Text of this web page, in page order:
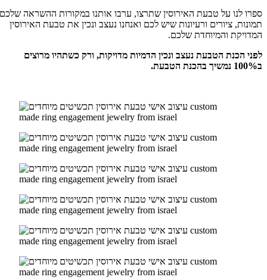
ספרו לנו על טבעת האירוסין שתרצו, ערבו אותנו במקורות ההשראה שלכם,
תמונות, ציורים ורעיונות שיש לכם ואנחנו נעצב ונכין את טבעת האירוסין
המדויקת והמיוחדת שלכם.
לפני הכנת הטבעת נעצב ונכין הדמיות מדויקות, ורק כשתהיו מרוצים